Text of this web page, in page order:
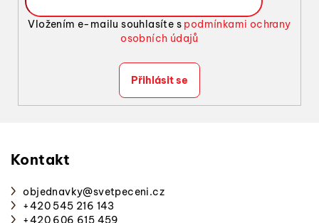
v
ý
i
s
u
Vložením e-mailu souhlasíte s podmínkami ochrany
osobních údajů
Přihlásit se
Kontakt
objednavky@svetpeceni.cz
+420 545 216 143
+420 606 615 459